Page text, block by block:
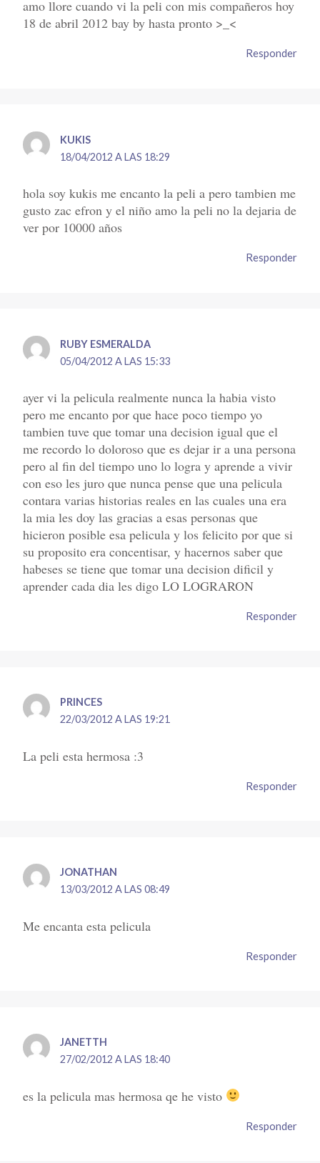
amo llore cuando vi la peli con mis compañeros hoy
18 de abril 2012 bay by hasta pronto >_<
Responder
KUKIS
18/04/2012 A LAS 18:29
hola soy kukis me encanto la peli a pero tambien me
gusto zac efron y el niño amo la peli no la dejaria de
ver por 10000 años
Responder
RUBY ESMERALDA
05/04/2012 A LAS 15:33
ayer vi la pelicula realmente nunca la habia visto
pero me encanto por que hace poco tiempo yo
tambien tuve que tomar una decision igual que el
me recordo lo doloroso que es dejar ir a una persona
pero al fin del tiempo uno lo logra y aprende a vivir
con eso les juro que nunca pense que una pelicula
contara varias historias reales en las cuales una era
la mia les doy las gracias a esas personas que
hicieron posible esa pelicula y los felicito por que si
su proposito era concentisar, y hacernos saber que
habeses se tiene que tomar una decision dificil y
aprender cada dia les digo LO LOGRARON
Responder
PRINCES
22/03/2012 A LAS 19:21
La peli esta hermosa :3
Responder
JONATHAN
13/03/2012 A LAS 08:49
Me encanta esta pelicula
Responder
JANETTH
27/02/2012 A LAS 18:40
es la pelicula mas hermosa qe he visto
Responder